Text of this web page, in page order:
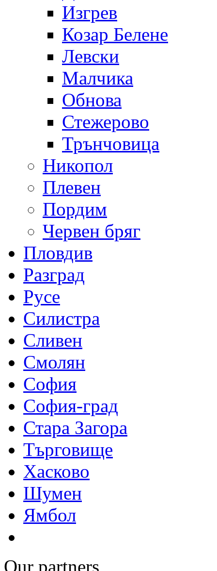
Изгрев
Козар Белене
Левски
Малчика
Обнова
Стежерово
Трънчовица
Никопол
Плевен
Пордим
Червен бряг
Пловдив
Разград
Русе
Силистра
Сливен
Смолян
София
София-град
Стара Загора
Търговище
Хасково
Шумен
Ямбол
Our partners